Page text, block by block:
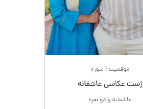
موقعیت | سوژه
ژست عکاسی عاشقانه
عاشقانه و دو نفره